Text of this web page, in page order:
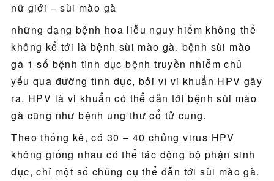
nữ giới – sùi mào gà
những dạng bệnh hoa liễu nguy hiểm không thể
không kể tới là bệnh sùi mào gà. bệnh sùi mào
gà 1 số bệnh tình dục bệnh truyền nhiễm chủ
yếu qua đường tình dục, bởi vì vi khuẩn HPV gây
ra. HPV là vi khuẩn có thể dẫn tới bệnh sùi mào
gà cũng như bệnh ung thư cổ tử cung.
Theo thống kê, có 30 – 40 chủng virus HPV
không giống nhau có thể tác động bộ phận sinh
dục, chỉ một số chủng cụ thể dẫn tới sùi mào gà.